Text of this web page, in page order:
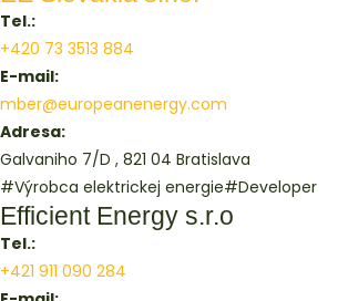
Tel.:
+420 73 3513 884
E-mail:
mber@europeanenergy.com
Adresa:
Galvaniho 7/D , 821 04 Bratislava
#Výrobca elektrickej energie#Developer
Efficient Energy s.r.o
Tel.:
+421 911 090 284